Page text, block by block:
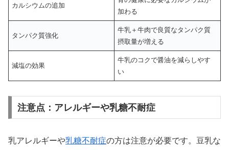
カルシウムの追加
加わる
タンパク質強化
牛乳＋牛肉で良質なタンパク質
摂取量が増える
減塩の効果
牛乳のコクで醤油を減らしやす
い
注意点：アレルギーや乳糖不耐症
乳アレルギーや乳糖不耐症の方は注意が必要です。豆乳な